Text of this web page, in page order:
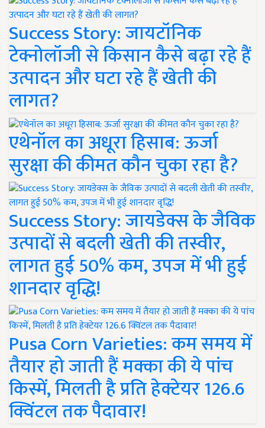
Success Story: जायटॉनिक
टेक्नोलॉजी से किसान कैसे बढ़ा रहे हैं
उत्पादन और घटा रहे हैं खेती की
लागत?
एथेनॉल का अधूरा हिसाब: ऊर्जा
सुरक्षा की कीमत कौन चुका रहा है?
Success Story: जायडेक्स के जैविक
उत्पादों से बदली खेती की तस्वीर,
लागत हुई 50% कम, उपज में भी हुई
शानदार वृद्धि!
Pusa Corn Varieties: कम समय में
तैयार हो जाती हैं मक्का की ये पांच
किस्में, मिलती है प्रति हेक्टेयर 126.6
क्विंटल तक पैदावार!